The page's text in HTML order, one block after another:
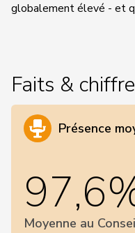
globalement élevé - et
Faits &
Présence
Moyenne au